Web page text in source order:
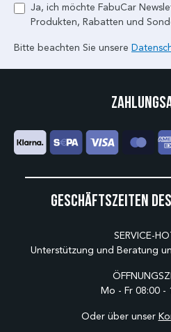
Ja, ich möchte FabuCar
Produkten, Rabatten und
Bitte beachten Sie unsere
Geschäftszeiten
SERVICE-
Unterstützung und Beratung
Mo - Fr 08:00 -
Oder über unser